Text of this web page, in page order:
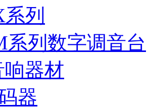
系列
系列数字调音台
响器材
器